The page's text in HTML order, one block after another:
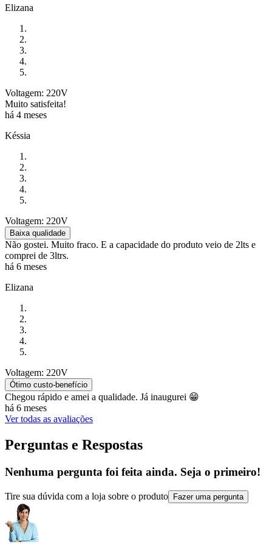
Elizana
Voltagem: 220V
Muito satisfeita!
há 4 meses
Késsia
Voltagem: 220V
Baixa qualidade
Não gostei. Muito fraco. E a capacidade do produto veio de 2lts e
comprei de 3ltrs.
há 6 meses
Elizana
Voltagem: 220V
Ótimo custo-benefício
Chegou rápido e amei a qualidade. Já inaugurei 😁
há 6 meses
Ver todas as avaliações
Perguntas e Respostas
Nenhuma pergunta foi feita ainda. Seja o primeiro!
Tire sua dúvida com a loja sobre o produto Fazer uma pergunta